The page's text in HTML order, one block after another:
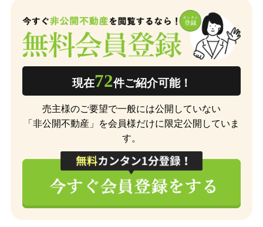
現在72件ご紹介可能！
売主様のご要望で一般には公開していない
「非公開不動産」を会員様だけに限定公開していま
す。